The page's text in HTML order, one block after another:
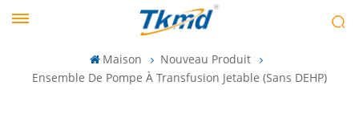
Maison
Nouveau Produit
Ensemble De Pompe À Transfusion Jetable (sans DEHP)